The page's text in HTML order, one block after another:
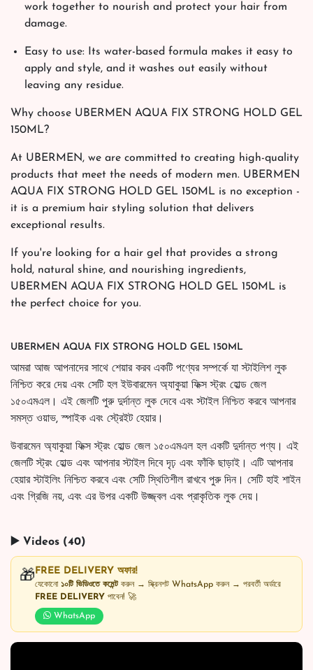
work together to nourish and protect your hair from
damage.
Easy to use: Its water-based formula makes it easy to
apply and style, and it washes out easily without
leaving any residue.
Why choose UBERMEN AQUA FIX STRONG HOLD GEL
150ML?
At UBERMEN, we are committed to creating high-quality
products that meet the needs of modern men. UBERMEN
AQUA FIX STRONG HOLD GEL 150ML is no exception -
it is a premium hair styling solution that delivers
exceptional results.
If you're looking for a hair gel that provides a strong
hold, natural shine, and nourishing ingredients,
UBERMEN AQUA FIX STRONG HOLD GEL 150ML is
the perfect choice for you.
UBERMEN AQUA FIX STRONG HOLD GEL 150ML
আমরা আজ আপনাদের সাথে শেয়ার করব একটি পণ্যের সম্পর্কে যা স্টাইলিশ লুক
নিশ্চিত করে দেয় এবং সেটি হল ইউবারমেন অ্যাকুয়া ফিক্স স্ট্রং হোল্ড জেল
১৫০এমএল। এই জেলটি পুরু দুর্দান্ত লুক দেবে এবং স্টাইল নিশ্চিত করবে আপনার
সমস্ত ওয়াভ, স্পাইক এবং স্ট্রেইট হেয়ার।
উবারমেন অ্যাকুয়া ফিক্স স্ট্রং হোল্ড জেল ১৫০এমএল হল একটি দুর্দান্ত পণ্য। এই
জেলটি স্ট্রং হোল্ড এবং আপনার স্টাইল দিবে দৃঢ় এবং ফাঁকি ছাড়াই। এটি আপনার
হেয়ার স্টাইলিং নিশ্চিত করবে এবং সেটি স্থিতিশীল রাখবে পুরু দিন। সেটি হাই শাইন
এবং গ্রিজি নয়, এবং এর উপর একটি উজ্জ্বল এবং প্রাকৃতিক লুক দেয়।
▶️ Videos (40)
🎁 FREE DELIVERY অফার!
যেকোনো ১০টি ভিডিওতে কমেন্টকরুন → স্ক্রিনশট WhatsApp করুন → পরবর্তী অর্ডারে
FREE DELIVERY পাবেন! 🚀
WhatsApp